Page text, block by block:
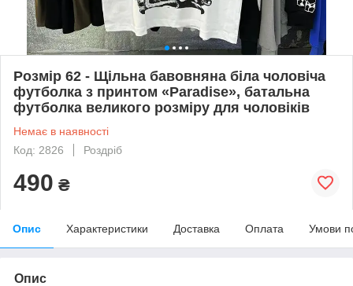
Розмір 62 - Щільна бавовняна біла чоловіча
футболка з принтом «Paradise», батальна
футболка великого розміру для чоловіків
Немає в наявності
Код: 2826
Роздріб
490 ₴
Опис Характеристики Доставка Оплата Умови
Опис